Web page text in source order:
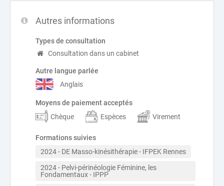
Autres informations
Types de consultation
Consultation dans un cabinet
Autre langue parlée
Anglais
Moyens de paiement acceptés
Chèque
Espèces Virement
Formations suivies
2024 - DE Masso-kinésithérapie - IFPEK Rennes
2024 - Pelvi-périnéologie Féminine, les
Fondamentaux - IPPP